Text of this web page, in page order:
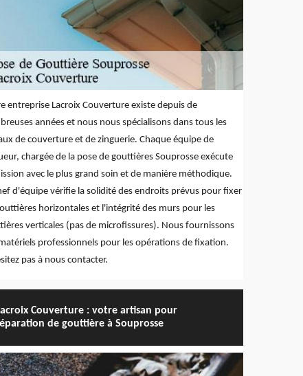
entreprise Lacroix Couverture existe depuis de
années et nous nous spécialisons dans tous les
de couverture et de zinguerie. Chaque équipe de
chargée de la pose de gouttières Souprosse exécute
avec le plus grand soin et de manière méthodique.
d'équipe vérifie la solidité des endroits prévus pour fixer
horizontales et l'intégrité des murs pour les
verticales (pas de microfissures). Nous fournissons
professionnels pour les opérations de fixation.
pas à nous contacter.
Couverture : votre artisan pour
de gouttière à Souprosse